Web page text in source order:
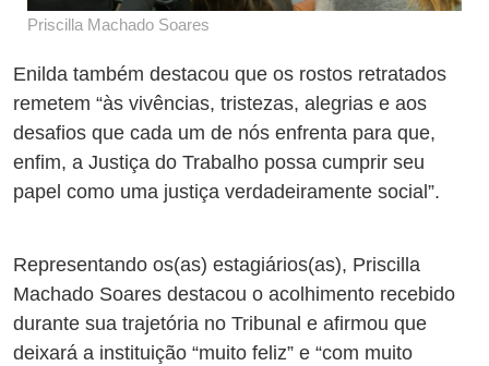
Priscilla Machado Soares
Enilda também destacou que os rostos retratados
remetem “às vivências, tristezas, alegrias e aos
desafios que cada um de nós enfrenta para que,
enfim, a Justiça do Trabalho possa cumprir seu
papel como uma justiça verdadeiramente social”.
Representando os(as) estagiários(as), Priscilla
Machado Soares destacou o acolhimento recebido
durante sua trajetória no Tribunal e afirmou que
deixará a instituição “muito feliz” e “com muito